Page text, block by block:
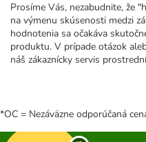
Prosíme Vás, nezabudnite, že
na výmenu skúsenosti medzi
hodnotenia sa očakáva
produktu. V prípade otázok
náš zákaznícky servis
*OC = Nezáväzne odporúčaná